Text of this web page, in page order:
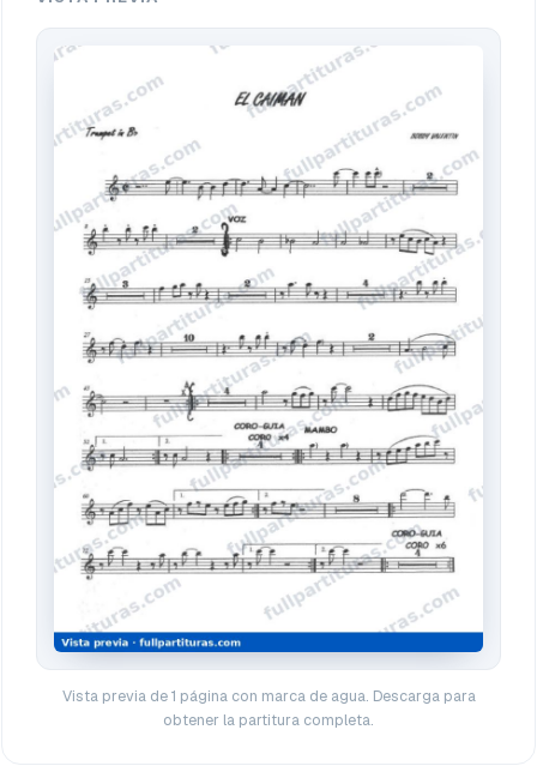
Vista previa de 1 página con marca de agua. Descarga para
obtener la partitura completa.